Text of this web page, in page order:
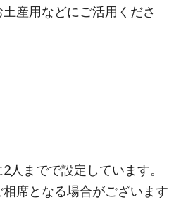
産用などにご活用くださ
人までで設定しています。
席となる場合がございます